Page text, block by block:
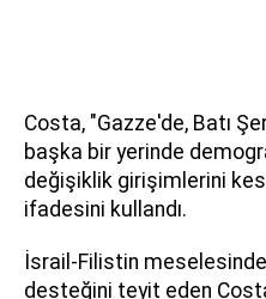
Costa, "Gazze'de, Batı
başka bir yerinde
değişiklik girişimlerini
ifadesini kullandı.
İsrail-Filistin
desteğini teyit eden